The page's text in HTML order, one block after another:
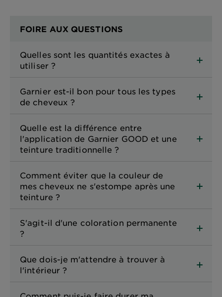
FOIRE AUX QUESTIONS
Quelles sont les quantités exactes à
utiliser ?
Garnier est-il bon pour tous les types
de cheveux ?
Quelle est la différence entre
l'application de Garnier GOOD et une
teinture traditionnelle ?
Comment éviter que la couleur de
mes cheveux ne s'estompe après une
teinture ?
S'agit-il d'une coloration permanente
?
Que dois-je m'attendre à trouver à
l'intérieur ?